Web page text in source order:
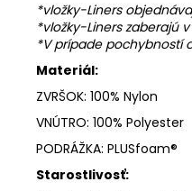
*vložky-Liners
*vložky-Liners zaberajú
*V prípade pochybností
Materiál:
ZVRŠOK: 100% Nylon
VNÚTRO: 100% Polyester
PODRÁŽKA: PLUSfoam®
Starostlivosť: